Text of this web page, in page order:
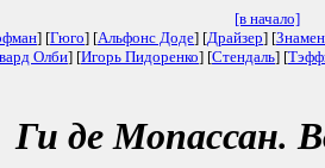
[в начало]
] [Гюго] [Альфонс Доде] [Драйзер] [
Олби] [Игорь Пидоренко] [Стендаль] [
Ги де Мопассан.